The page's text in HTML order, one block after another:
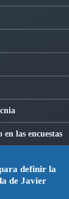
las encuestas
definir la
de Javier